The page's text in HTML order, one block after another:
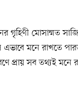
গৃহিণী মোসাম্মত
মনে রাখতে
প্রায় সব তথ্যই মনে